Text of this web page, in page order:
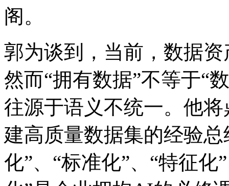
阁。
郭为谈到，当前，数
然而“拥有数据”不等于“数
往源于语义不统一。他
建高质量数据集的经验总
化”、“标准化”、“特征